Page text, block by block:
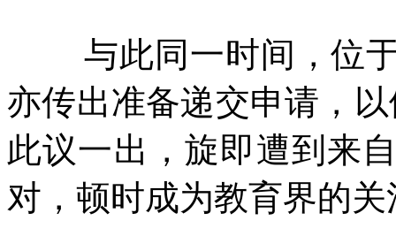
与此同一时间，位
亦传出准备递交申请，
此议一出，旋即遭到来
对，顿时成为教育界的关